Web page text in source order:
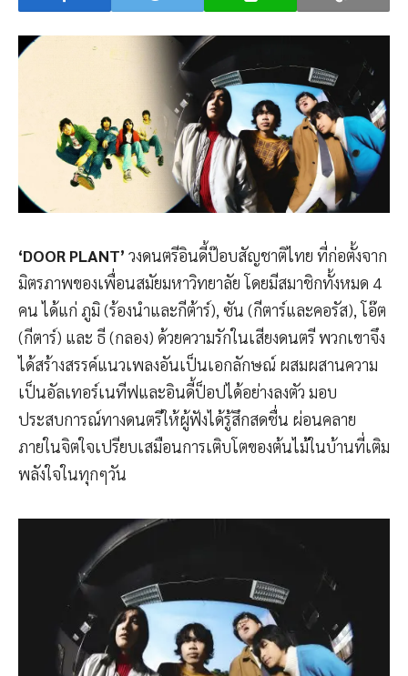
‘DOOR PLANT’ วงดนตรีอินดี้ป๊อบสัญชาติไทย ที่ก่อตั้งจาก
มิตรภาพของเพื่อนสมัยมหาวิทยาลัย โดยมีสมาชิกทั้งหมด 4
คน ได้แก่ ภูมิ (ร้องนำและกีต้าร์), ซัน (กีตาร์และคอรัส), โอ๊ต
(กีตาร์) และ ธี (กลอง) ด้วยความรักในเสียงดนตรี พวกเขาจึง
ได้สร้างสรรค์แนวเพลงอันเป็นเอกลักษณ์ ผสมผสานความ
เป็นอัลเทอร์เนทีฟและอินดี้ป็อปได้อย่างลงตัว มอบ
ประสบการณ์ทางดนตรีให้ผู้ฟังได้รู้สึกสดชื่น ผ่อนคลาย
ภายในจิตใจเปรียบเสมือนการเติบโตของต้นไม้ในบ้านที่เติม
พลังใจในทุกๆวัน